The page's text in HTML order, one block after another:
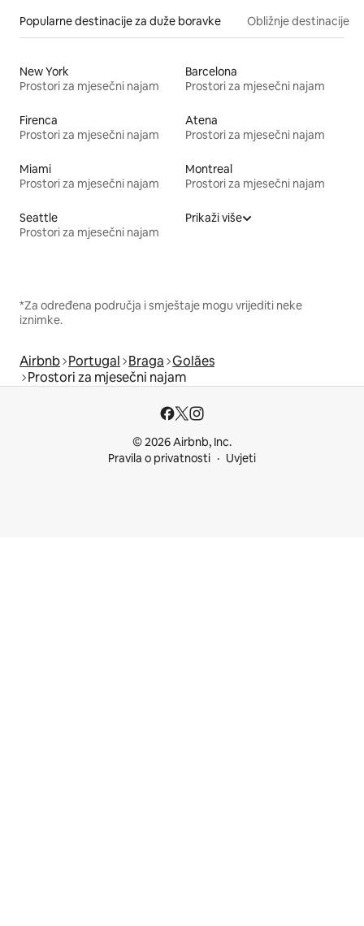
Popularne destinacije za duže boravke Obližnje destinacije
New York
Prostori za mjesečni najam
Barcelona
Prostori za mjesečni najam
Firenca
Prostori za mjesečni najam
Atena
Prostori za mjesečni najam
Miami
Prostori za mjesečni najam
Montreal
Prostori za mjesečni najam
Seattle
Prostori za mjesečni najam
Prikaži više
*Za određena područja i smještaje mogu vrijediti neke
iznimke.
Airbnb Portugal Braga Golães
Prostori za mjesečni najam
© 2026 Airbnb, Inc.
Pravila o privatnosti
Uvjeti